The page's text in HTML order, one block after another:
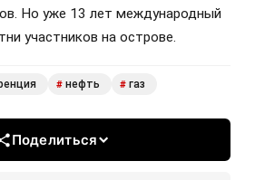
Но уже 13 лет международный
участников на острове.
# нефть # газ
Поделиться